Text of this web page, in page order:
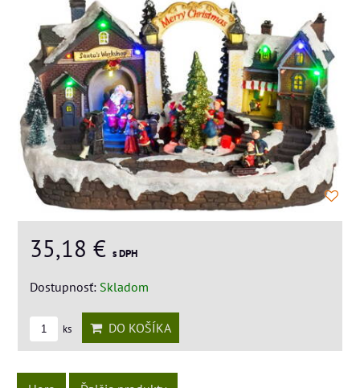
35,18 € s DPH
Dostupnosť: Skladom
ks DO KOŠÍKA